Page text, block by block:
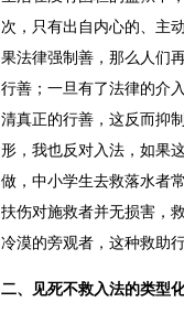
次，只有出自内心的、主
果法律强制善，那么人们
行善；一旦有了法律的介
清真正的行善，这反而抑
形，我也反对入法，如果
做，中小学生去救落水者
扶伤对施救者并无损害，
冷漠的旁观者，这种救助
二、见死不救入法的类型